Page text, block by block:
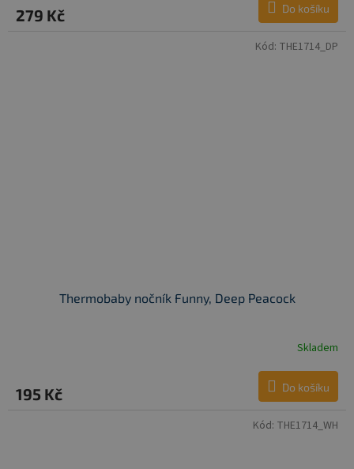
279 Kč Do košíku
Thermobaby nočník Funny, Deep Peacock
Skladem
195 Kč Do košíku
Kód: THE1714_DP
Kód: THE1714_WH